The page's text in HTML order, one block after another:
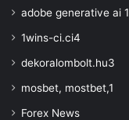
adobe generative ai 1
1wins-ci.ci4
dekoralombolt.hu3
mosbet, mostbet,1
Forex News